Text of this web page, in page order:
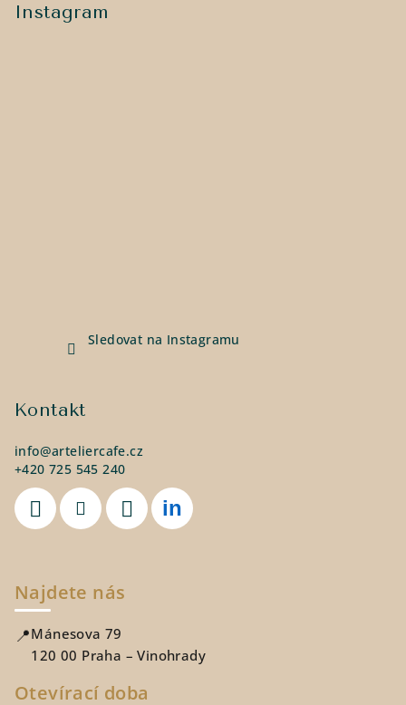
Instagram
Sledovat na Instagramu
Kontakt
info@arteliercafe.cz
+420 725 545 240
Najdete nás
📍Mánesova 79
120 00 Praha – Vinohrady
Otevírací doba